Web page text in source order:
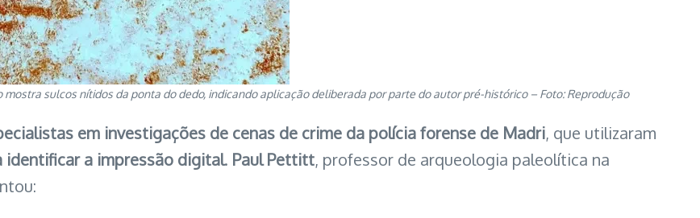
sulcos nítidos da ponta do dedo, indicando aplicação deliberada por parte do autor pré-histórico – Foto: Reprodução
em investigações de cenas de crime da polícia forense de Madri, que utilizaram
identificar a impressão digital. Paul Pettitt, professor de arqueologia paleolítica na